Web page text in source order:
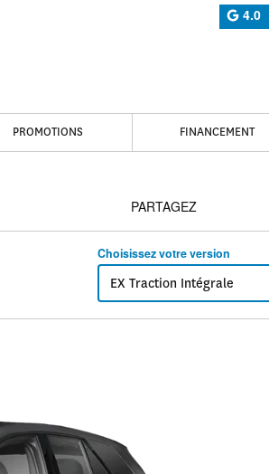
4.0
PROMOTIONS FINANCEMENT
PARTAGEZ
Choisissez votre version
EX Traction Intégrale